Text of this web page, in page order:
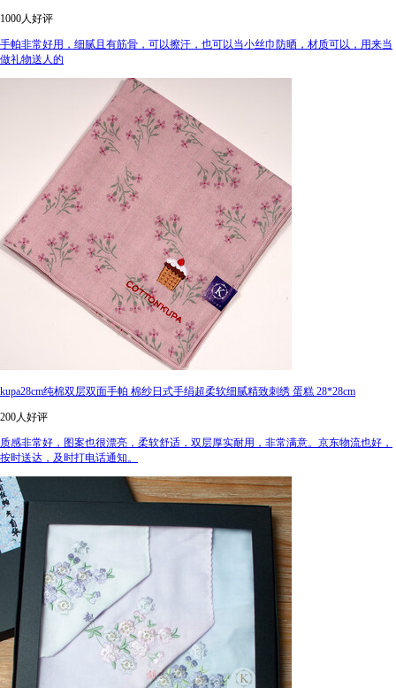
1000人好评
手帕非常好用，细腻且有筋骨，可以擦汗，也可以当小丝巾防晒，材质可以，用来当
做礼物送人的
kupa28cm纯棉双层双面手帕 棉纱日式手绢超柔软细腻精致刺绣 蛋糕 28*28cm
200人好评
质感非常好，图案也很漂亮，柔软舒适，双层厚实耐用，非常满意。京东物流也好，
按时送达，及时打电话通知。